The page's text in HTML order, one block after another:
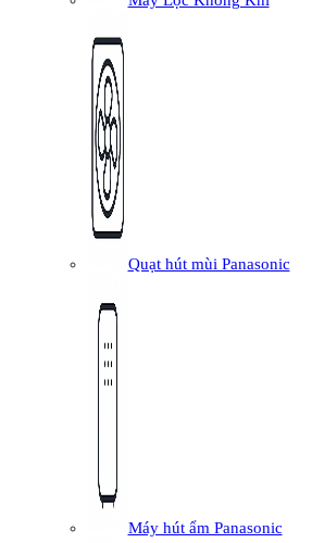
Quạt hút mùi Panasonic
Máy hút ẩm Panasonic